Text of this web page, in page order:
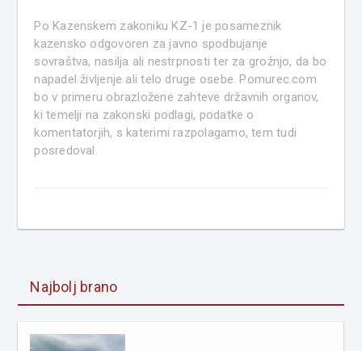
Po Kazenskem zakoniku KZ-1 je posameznik
kazensko odgovoren za javno spodbujanje
sovraštva, nasilja ali nestrpnosti ter za grožnjo, da bo
napadel življenje ali telo druge osebe. Pomurec.com
bo v primeru obrazložene zahteve državnih organov,
ki temelji na zakonski podlagi, podatke o
komentatorjih, s katerimi razpolagamo, tem tudi
posredoval.
Najbolj brano